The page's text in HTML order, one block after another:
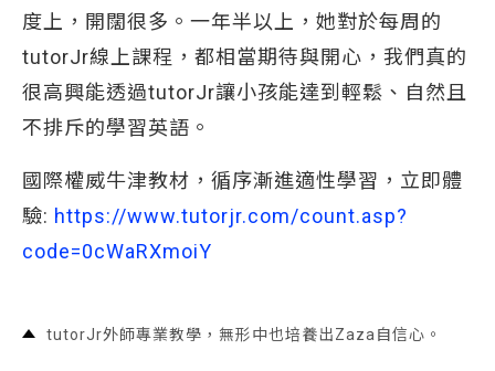
度上，開闊很多。一年半以上，她對於每周的
tutorJr線上課程，都相當期待與開心，我們真的
很高興能透過tutorJr讓小孩能達到輕鬆、自然且
不排斥的學習英語。
國際權威牛津教材，循序漸進適性學習，立即體
驗: https://www.tutorjr.com/count.asp?
code=0cWaRXmoiY
tutorJr外師專業教學，無形中也培養出Zaza自信心。